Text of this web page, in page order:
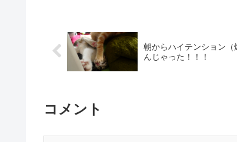
朝からハイテンション（
んじゃった！！！
コメント